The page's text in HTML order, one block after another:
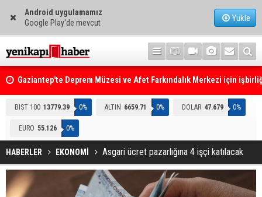
Android uygulamamız
Google Play'de mevcut
Yükle
Gaziantep'te Deprem Müzesi ve Afet Farkındalık Merkezi için
protokolü imzalandı
BIST 100 13779.39 0% ALTIN 6659.71 0% DOLAR 47.679 0%
EURO 55.126 0%
HABERLER EKONOMİ Asgari ücret pazarlığına 4 işçi katılacak